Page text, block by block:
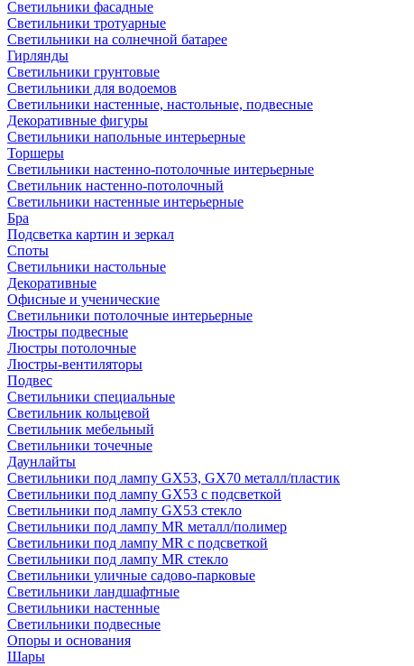
Светильники фасадные
Светильники тротуарные
Светильники на солнечной батарее
Гирлянды
Светильники грунтовые
Светильники для водоемов
Светильники настенные, настольные, подвесные
Декоративные фигуры
Светильники напольные интерьерные
Торшеры
Светильники настенно-потолочные интерьерные
Светильник настенно-потолочный
Светильники настенные интерьерные
Бра
Подсветка картин и зеркал
Споты
Светильники настольные
Декоративные
Офисные и ученические
Светильники потолочные интерьерные
Люстры подвесные
Люстры потолочные
Люстры-вентиляторы
Подвес
Светильники специальные
Светильник кольцевой
Светильник мебельный
Светильники точечные
Даунлайты
Светильники под лампу GX53, GX70 металл/пластик
Светильники под лампу GX53 с подсветкой
Светильники под лампу GX53 стекло
Светильники под лампу MR металл/полимер
Светильники под лампу MR с подсветкой
Светильники под лампу MR стекло
Светильники уличные садово-парковые
Светильники ландшафтные
Светильники настенные
Светильники подвесные
Опоры и основания
Шары